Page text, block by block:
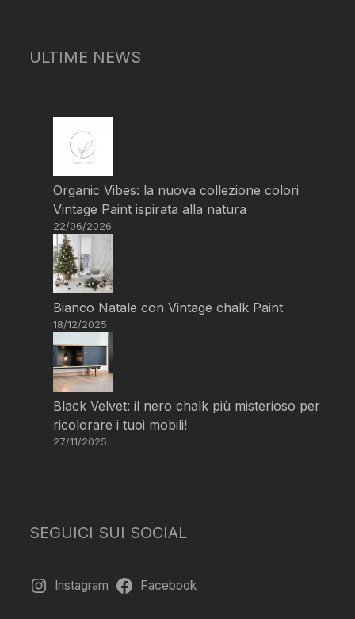
ULTIME NEWS
Organic Vibes: la nuova collezione colori
Vintage Paint ispirata alla natura
22/06/2026
Bianco Natale con Vintage chalk Paint
18/12/2025
Black Velvet: il nero chalk più misterioso per
ricolorare i tuoi mobili!
27/11/2025
SEGUICI SUI SOCIAL
Instagram Facebook